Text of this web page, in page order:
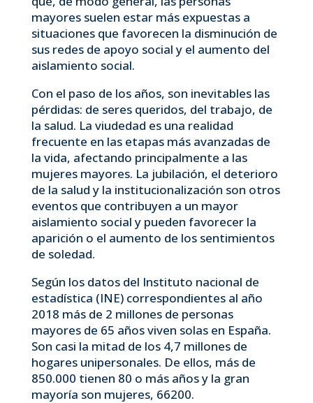
mayores suelen estar más expuestas a
situaciones que favorecen la disminución de
sus redes de apoyo social y el aumento del
aislamiento social.
Con el paso de los años, son inevitables las
pérdidas: de seres queridos, del trabajo, de
la salud. La viudedad es una realidad
frecuente en las etapas más avanzadas de
la vida, afectando principalmente a las
mujeres mayores. La jubilación, el deterioro
de la salud y la institucionalización son otros
eventos que contribuyen a un mayor
aislamiento social y pueden favorecer la
aparición o el aumento de los sentimientos
de soledad.
Según los datos del Instituto nacional de
estadística (INE) correspondientes al año
2018 más de 2 millones de personas
mayores de 65 años viven solas en España.
Son casi la mitad de los 4,7 millones de
hogares unipersonales. De ellos, más de
850.000 tienen 80 o más años y la gran
mayoría son mujeres, 66200.